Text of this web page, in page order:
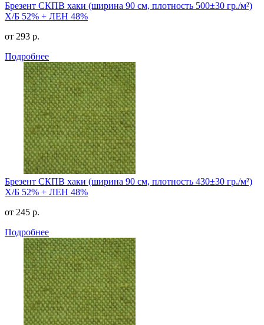
Брезент СКПВ хаки (ширина 90 см, плотность 500±30 гр./м²)
Х/Б 52% + ЛЕН 48%
от 293 р.
Подробнее
Брезент СКПВ хаки (ширина 90 см, плотность 430±30 гр./м²)
Х/Б 52% + ЛЕН 48%
от 245 р.
Подробнее